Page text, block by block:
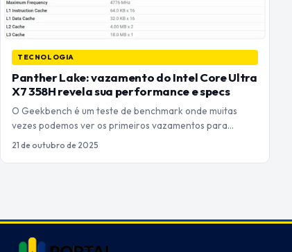
TECNOLOGIA
Panther Lake: vazamento do Intel Core Ultra
X7 358H revela sua performance e specs
O Geekbench é um teste de benchmark onde muitas
vezes podemos ver os primeiros vazamentos para…
21 de outubro de 2025